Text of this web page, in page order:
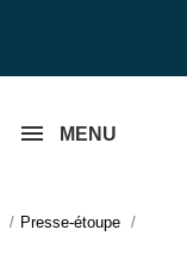
MENU
Presse-étoupe